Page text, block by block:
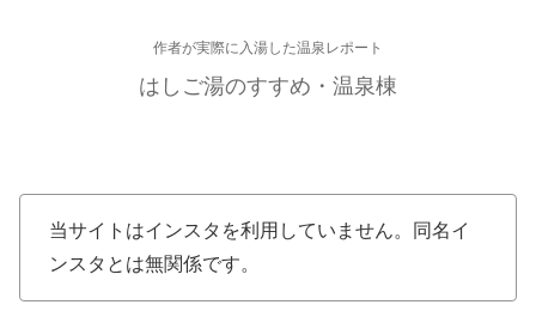
作者が実際に入湯した温泉レポート
はしご湯のすすめ・温泉棟
当サイトはインスタを利用していません。同名イ
ンスタとは無関係です。